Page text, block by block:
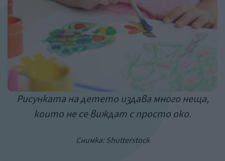
Рисунката на детето издава много неща,
които не се виждат с просто око.
Снимка:Shutterstock